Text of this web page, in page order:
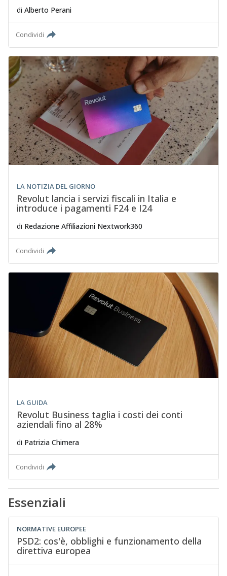
di Alberto Perani
Condividi
LA NOTIZIA DEL GIORNO
Revolut lancia i servizi fiscali in Italia e
introduce i pagamenti F24 e I24
di Redazione Affiliazioni Nextwork360
Condividi
LA GUIDA
Revolut Business taglia i costi dei conti
aziendali fino al 28%
di Patrizia Chimera
Condividi
Essenziali
NORMATIVE EUROPEE
PSD2: cos'è, obblighi e funzionamento della
direttiva europea